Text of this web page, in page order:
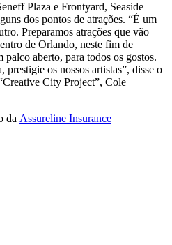
Plaza e Frontyard, Seaside
dos pontos de atrações. “É um
Preparamos atrações que vão
de Orlando, neste fim de
palco aberto, para todos os gostos.
prestigie os nossos artistas”, disse o
City Project”, Cole
da Assureline Insurance